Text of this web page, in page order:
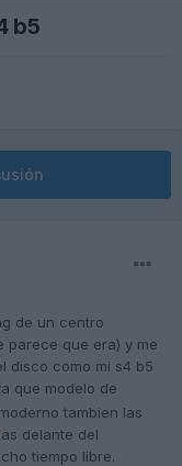
b5
de un centro
parece que era) y me
disco como mi s4 b5
que modelo de
tambien las
delante del
tiempo libre.